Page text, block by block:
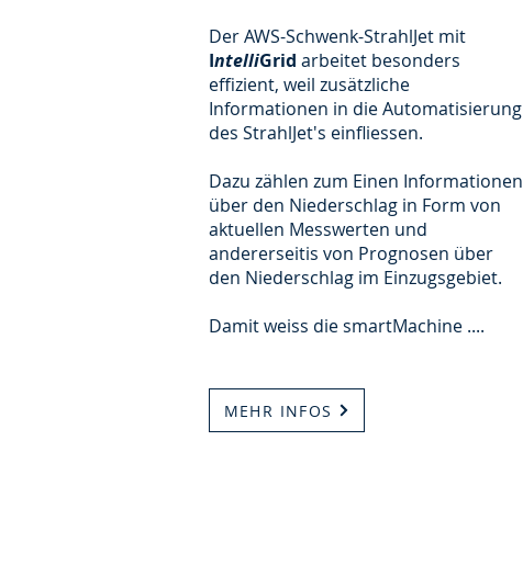
Der AWS-Schwenk-StrahlJet mit
IntelliGrid arbeitet besonders
effizient, weil zusätzliche
Informationen in die Automatisierung
des StrahlJet's einfliessen.
Dazu zählen zum Einen Informationen
über den Niederschlag in Form von
aktuellen Messwerten und
andererseitis von Prognosen über
den Niederschlag im Einzugsgebiet.
Damit weiss die smartMachine ....
MEHR INFOS